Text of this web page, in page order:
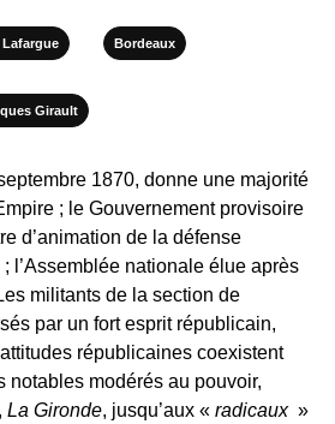
Lafargue Bordeaux
Girault
1870, donne une majorité
; le Gouvernement provisoire
d’animation de la défense
l’Assemblée nationale élue après
militants de la section de
par un fort esprit républicain,
républicaines coexistent
notables modérés au pouvoir,
La Gironde, jusqu’aux « radicaux »